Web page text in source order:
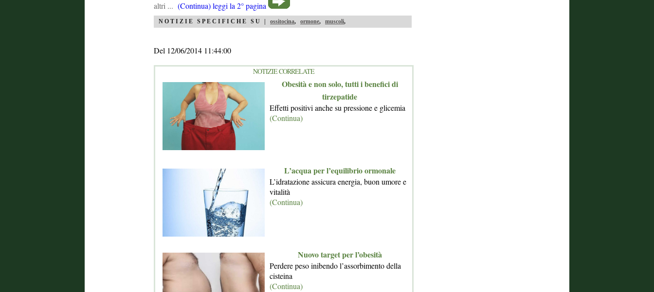
altri ... (Continua) leggi la 2° pagina
NOTIZIE SPECIFICHE SU | ossitocina, ormone, muscoli,
Del 12/06/2014 11:44:00
NOTIZIE CORRELATE
Obesità e non solo, tutti i benefici di
tirzepatide
Effetti positivi anche su pressione e glicemia
(Continua)
L’acqua per l’equilibrio ormonale
L’idratazione assicura energia, buon umore e
vitalità
(Continua)
Nuovo target per l’obesità
Perdere peso inibendo l’assorbimento della
cisteina
(Continua)